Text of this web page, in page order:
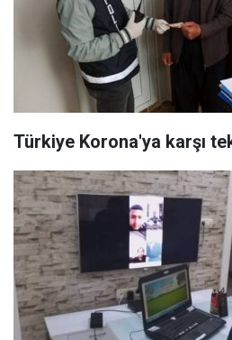
Türkiye Korona'ya karşı